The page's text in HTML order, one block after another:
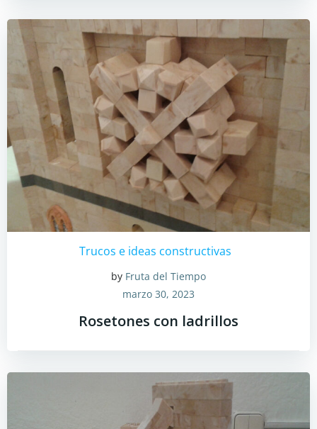
Trucos e ideas constructivas
by Fruta del Tiempo
marzo 30, 2023
Rosetones con ladrillos